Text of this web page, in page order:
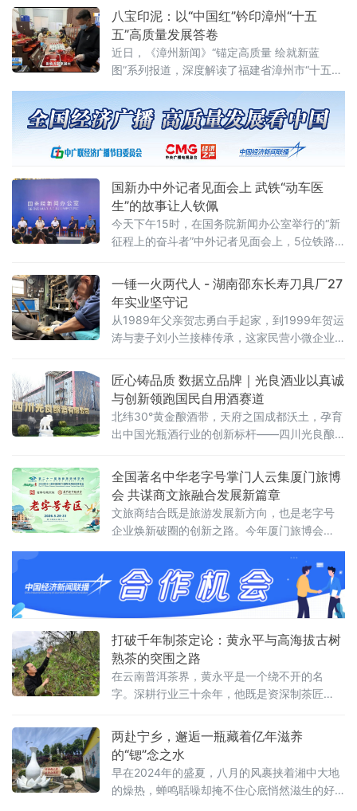
伍，在陌生的普速线路上起步摸索，在磨合中
淬炼，在实战中成长，从最初的“摸着石头过
河”，到如今管理规范、服务提质、队伍过硬，
车队全体干部职工用坚守和实干，交出了一份
厚重而温暖的成长答卷。攻坚克难，筑牢管理
根基。开行之初，车队面临
八宝印泥：以“中国红”钤印漳州“十五
五”高质量发展答卷
近日，《漳州新闻》“锚定高质量 绘就新蓝
图”系列报道，深度解读了福建省漳州市“十五
后：建设现代化滨海城市的“十五五”密码时，特
别提及“片仔癀”与“八宝印泥”两大中华老字号品
国新办中外记者见面会上 武铁“动车医
生”的故事让人钦佩
今天下午15时，在国务院新闻办公室举行的“新
征程上的奋斗者”中外记者见面会上，5位铁路
代化”与中外记者见面交流。中国铁路武汉局集
团有限公司武汉动车段武汉动车运用车间地勤
机械师马耀锋作为代表亮相，分享了16年扎根
检修一线，为动车组安全平稳运行保驾护航的
故事。据了解，自2007年参加工作以来，马耀
一锤一火两代人 - 湖南邵东长寿刀具厂27
年实业坚守记
从1989年父亲贺志勇白手起家，到1999年贺运
涛与妻子刘小兰接棒传承，这家民营小微企业
铸器的历史可追溯至汉代，两千余年炉火不
息。改革开放后，这里五金产业蓬勃兴起，"家
家炉火旺，户户叮当响"曾是当地盛景，各类
匠心铸品质 数据立品牌｜光良酒业以真诚
与创新领跑国民自用酒赛道
北纬30°黄金酿酒带，天府之国成都沃土，孕育
出中国光瓶酒行业的创新标杆——四川光良酿
业，曾为多家一线白酒品牌供应原酒；2019年
3月，自主品牌“光良”正式上市，以数据化白酒
开创行业新赛道，坚守“酿造良心酒”初心，在董
事长方建林的带领下，深耕国民自用酒赛道，
用一瓶瓶真诚好酒，书写新消费时代白酒高质
全国著名中华老字号掌门人云集厦门旅博
会 共谋商文旅融合发展新篇章
文旅商结合既是旅游发展新方向，也是老字号
企业焕新破圈的创新之路。今年厦门旅博会
集鹭岛，共同探讨老字号商文旅新发展，推动
中华优秀传统文化在新时代绽放新光彩。群星
荟萃：百年老字号齐聚厦门截至目前，已确定
参展的外地中华老字号阵容豪华：被誉为“中国
铜王”的朱府铜艺、有着“中国刀王”之称的广东
阳江十八子、古清宫造办处
打破千年制茶定论：黄永平与高海拔古树
熟茶的突围之路
在云南普洱茶界，黄永平是一个绕不开的名
字。深耕行业三十余年，他既是资深制茶匠
创者。常年扎根勐海核心产区，足迹遍布各大
古茶园，他潜心研究古树生长习性、茶叶内质
转化规律与高端普洱精制工艺，以匠人之心，
溯源茶道本真。千年定论：名山古树，不能做
熟茶千百年来，茶界奉行一条铁律：老班章、
两赴宁乡，邂逅一瓶藏着亿年滋养
的“锶”念之水
早在2024年的盛夏，八月的风裹挟着湘中大地
的燥热，蝉鸣聒噪却掩不住心底悄然滋生的好